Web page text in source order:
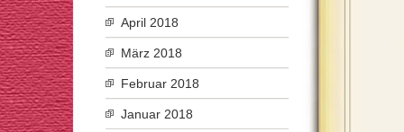
April 2018
März 2018
Februar 2018
Januar 2018